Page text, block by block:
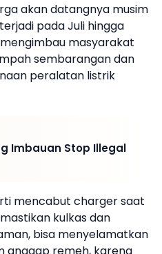
akan datangnya musim
pada Juli hingga
masyarakat
sembarangan dan
peralatan listrik
Imbauan Stop Illegal
mencabut charger saat
kulkas dan
bisa menyelamatkan